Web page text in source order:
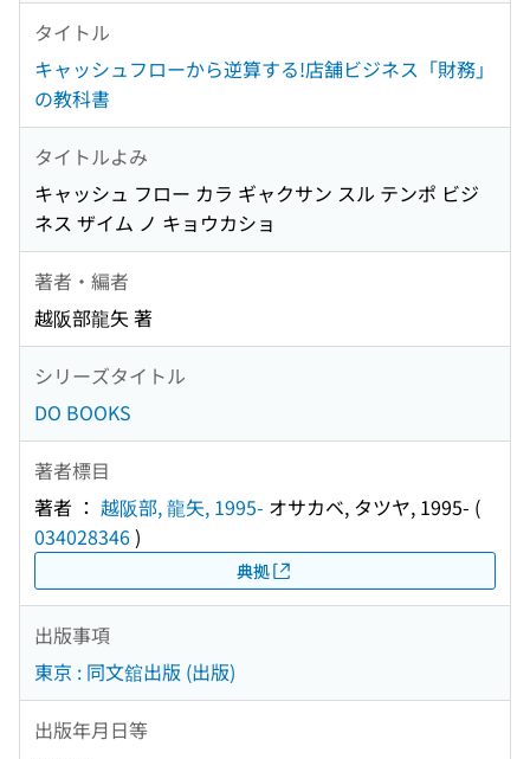
タイトル
キャッシュフローから逆算する!店舗ビジネス「財務」
の教科書
タイトルよみ
キャッシュ フロー カラ ギャクサン スル テンポ ビジ
ネス ザイム ノ キョウカショ
著者・編者
越阪部龍矢 著
シリーズタイトル
DO BOOKS
著者標目
著者 ： 越阪部, 龍矢, 1995- オサカベ, タツヤ, 1995- (
034028346)
典拠
出版事項
東京 : 同文舘出版 (出版)
出版年月日等